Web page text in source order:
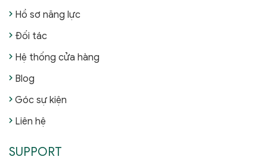
Hồ sơ năng lực
Đối tác
Hệ thống cửa hàng
Blog
Góc sự kiện
Liên hệ
SUPPORT